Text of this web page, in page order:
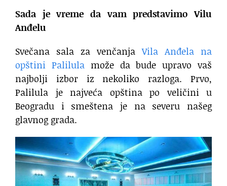
Sada je vreme da vam predstavimo Vilu
Anđelu
Svečana sala za venčanjaVila Anđela na
opštini Palilulamože da bude upravo vaš
najbolji izbor iz nekoliko razloga. Prvo,
Palilula je najveća opština po veličini u
Beogradu i smeštena je na severu našeg
glavnog grada.